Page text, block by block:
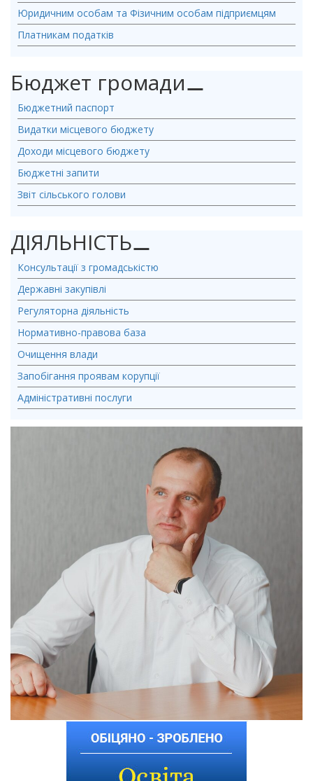
Юридичним особам та Фізичним особам підприємцям
Платникам податків
Бюджет громади⚊
Бюджетний паспорт
Видатки місцевого бюджету
Доходи місцевого бюджету
Бюджетні запити
Звіт сільського голови
ДІЯЛЬНІСТЬ⚊
Консультації з громадськістю
Державні закупівлі
Регуляторна діяльність
Нормативно-правова база
Очищення влади
Запобігання проявам корупції
Адміністративні послуги